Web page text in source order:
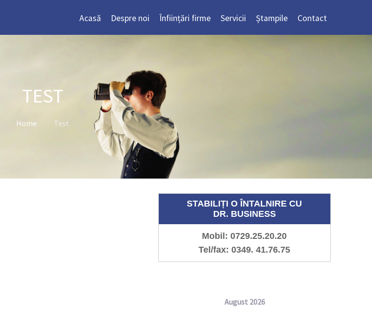
Acasă Despre noi Înființări firme Servicii Ștampile Contact
TEST
Home Test
STABILIȚI O ÎNTALNIRE CU
DR. BUSINESS
Mobil: 0729.25.20.20
Tel/fax: 0349. 41.76.75
August 2026